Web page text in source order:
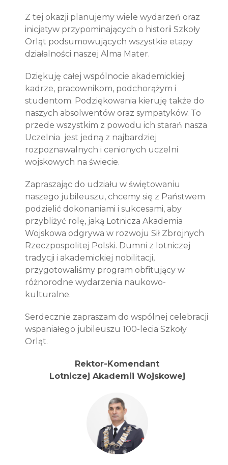
Z tej okazji planujemy wiele wydarzeń oraz
inicjatyw przypominających o historii Szkoły
Orląt podsumowujących wszystkie etapy
działalności naszej Alma Mater.
Dziękuję całej wspólnocie akademickiej:
kadrze, pracownikom, podchorążym i
studentom. Podziękowania kieruję także do
naszych absolwentów oraz sympatyków. To
przede wszystkim z powodu ich starań nasza
Uczelnia jest jedną z najbardziej
rozpoznawalnych i cenionych uczelni
wojskowych na świecie.
Zapraszając do udziału w świętowaniu
naszego jubileuszu, chcemy się z Państwem
podzielić dokonaniami i sukcesami, aby
przybliżyć rolę, jaką Lotnicza Akademia
Wojskowa odgrywa w rozwoju Sił Zbrojnych
Rzeczpospolitej Polski. Dumni z lotniczej
tradycji i akademickiej nobilitacji,
przygotowaliśmy program obfitujący w
różnorodne wydarzenia naukowo-
kulturalne.
Serdecznie zapraszam do wspólnej celebracji
wspaniałego jubileuszu 100-lecia Szkoły
Orląt.
Rektor-Komendant
Lotniczej Akademii Wojskowej